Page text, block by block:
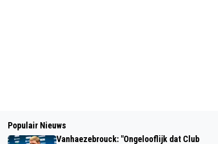
Populair Nieuws
Vanhaezebrouck: "Ongelooflijk dat Club